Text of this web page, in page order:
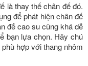
là thay thế chân đế đó.
để phát hiện chân đế
đế cao su cũng khá dễ
bạn lựa chọn. Hãy chú
hợp với thang nhôm